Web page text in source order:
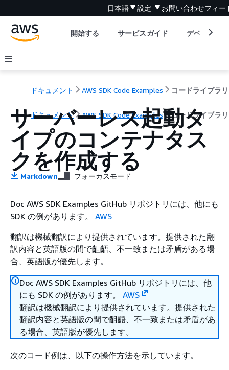
日本語 設定 お問い合わせフィー
開始する サービスガイド デベロッパ
ドキュメント AWS SDK Code Examples コードライブラリ
ドキュメント AWS SDK Code Examples コードライブラリ
サーバーレス起動タ
イプのコンテナタス
クを作成する
Markdown フォーカスモード
Doc AWS SDK Examples GitHub リポジトリには、他にも
SDK の例があります。 AWS
翻訳は機械翻訳により提供されています。提供された翻
訳内容と英語版の間で齟齬、不一致または矛盾がある場
合、英語版が優先します。
Doc AWS SDK Examples GitHub リポジトリには、他
にも SDK の例があります。 AWS
翻訳は機械翻訳により提供されています。提供された
翻訳内容と英語版の間で齟齬、不一致または矛盾があ
る場合、英語版が優先します。
次のコード例は、以下の操作方法を示しています。